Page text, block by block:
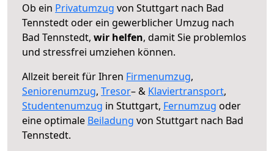
Ob ein Privatumzug von Stuttgart nach Bad
Tennstedt oder ein gewerblicher Umzug nach
Bad Tennstedt, wir helfen, damit Sie problemlos
und stressfrei umziehen können.
Allzeit bereit für Ihren Firmenumzug,
Seniorenumzug, Tresor– & Klaviertransport,
Studentenumzug in Stuttgart, Fernumzug oder
eine optimale Beiladung von Stuttgart nach Bad
Tennstedt.